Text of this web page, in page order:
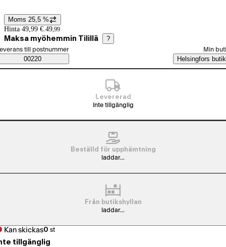
Prisinformation
Moms 25,5 %
Hinta 49,99 €. 49,99
Maksa myöhemmin Tilillä ?
Saatavuustiedot
beställningssätt
till postnummer
00220
Min
Helsingfors butik
Levererad
Inte tillgänglig
Beställd för upphämtning
laddar...
Från butikshyllan
laddar...
Kan skickas0 st
tillgänglig